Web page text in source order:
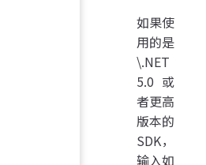
如果使
用的是
\.NET
5.0 或
者更高
版本的
SDK，
输入如